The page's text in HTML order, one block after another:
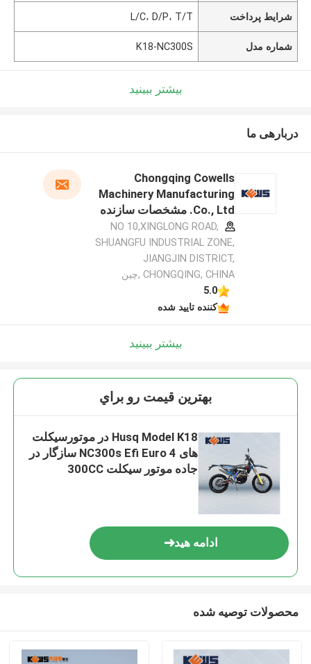
شرایط پرداخت L/C، D/P، T/T
شماره مدل K18-NC300S
بیشتر ببینید
دربارهی ما
Chongqing Cowells
Machinery Manufacturing
Co., Ltd. مشخصات سازنده
NO 10,XINGLONG ROAD,
SHUANGFU INDUSTRIAL ZONE,
JIANGJIN DISTRICT,
CHONGQING, CHINA ,چین
5.0
کننده تایید شده
بیشتر ببینید
بهترين قيمت رو براي
Husq Model K18 در موتورسیکلت
های NC300s Efi Euro 4 سازگار در
جاده موتور سیکلت 300CC
ادامه هید
محصولات توصیه شده